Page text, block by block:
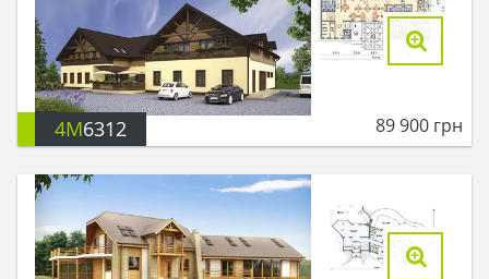
4M6312 89 900 грн